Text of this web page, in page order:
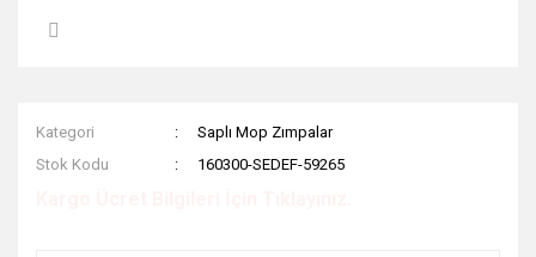
Kategori
Saplı Mop Zımpalar
Stok Kodu
160300-SEDEF-59265